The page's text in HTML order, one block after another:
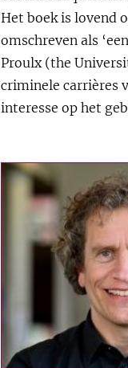
Het boek is lovend
omschreven als
Proulx (the
criminele carrières
interesse op het